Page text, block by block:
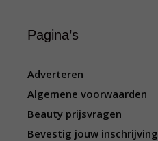
Pagina’s
Adverteren
Algemene voorwaarden
Beauty prijsvragen
Bevestig jouw inschrijving